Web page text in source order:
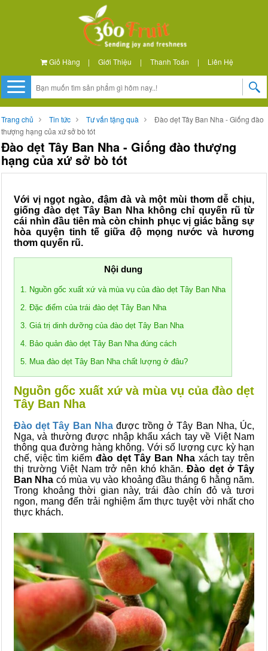
Giỏ Hàng | Giới Thiệu | Thanh Toán | Liên Hệ
Trang chủ Tin tức Tư vấn tặng quà
Đào dẹt Tây Ban Nha - Giống đào
thượng hạng của xứ sở bò tót
Đào dẹt Tây Ban Nha - Giống đào thượng
hạng của xứ sở bò tót
Với vị ngọt ngào, đậm đà và một mùi thơm dễ chịu,
giống đào dẹt Tây Ban Nha không chỉ quyến rũ từ
cái nhìn đầu tiên mà còn chinh phục vị giác bằng sự
hòa quyện tinh tế giữa độ mọng nước và hương
thơm quyến rũ.
Nội dung
1. Nguồn gốc xuất xứ và mùa vụ của đào dẹt Tây Ban Nha
2. Đặc điểm của trái đào dẹt Tây Ban Nha
3. Giá trị dinh dưỡng của đào dẹt Tây Ban Nha
4. Bảo quản đào dẹt Tây Ban Nha đúng cách
5. Mua đào dẹt Tây Ban Nha chất lượng ở đâu?
Nguồn gốc xuất xứ và mùa vụ của đào dẹt
Tây Ban Nha
Đào dẹt Tây Ban Nhađược trồng ở Tây Ban Nha, Úc,
Nga, và thường được nhập khẩu xách tay về Việt Nam
thông qua đường hàng không. Với số lượng cực kỳ hạn
chế, việc tìm kiếm đào dẹt Tây Ban Nhaxách tay trên
thị trường Việt Nam trở nên khó khăn.Đào dẹt ở Tây
Ban Nha có mùa vụ vào khoảng đầu tháng 6 hằng năm.
Trong khoảng thời gian này, trái đào chín đỏ và tươi
ngon, mang đến trải nghiệm ẩm thực tuyệt vời nhất cho
thực khách.